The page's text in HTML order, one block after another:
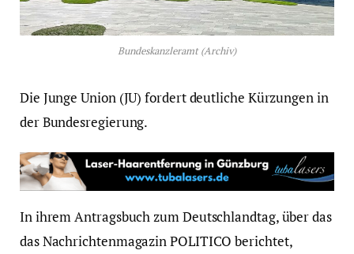
Bundeskanzleramt (Archiv)
Die Junge Union (JU) fordert deutliche Kürzungen in
der Bundesregierung.
In ihrem Antragsbuch zum Deutschlandtag, über das
das Nachrichtenmagazin POLITICO berichtet,